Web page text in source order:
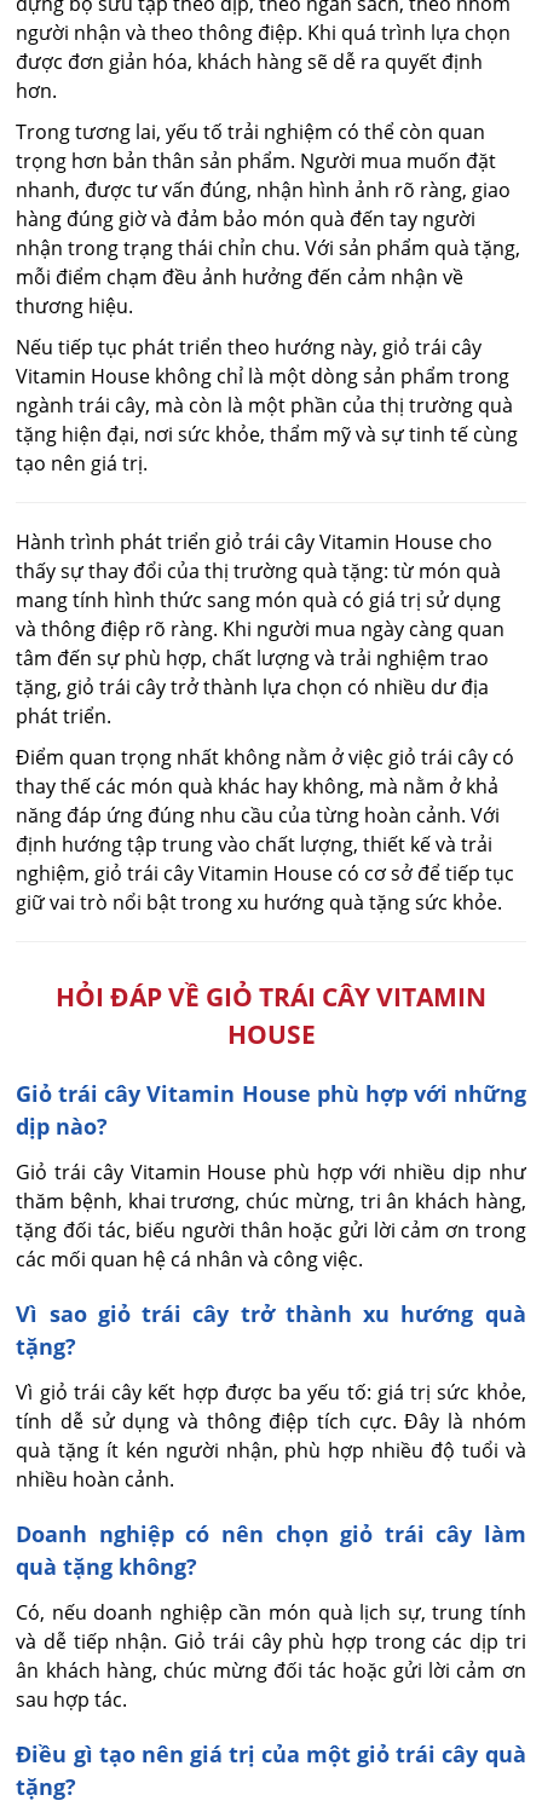
người nhận và theo thông điệp. Khi quá trình lựa chọn
được đơn giản hóa, khách hàng sẽ dễ ra quyết định
hơn.
Trong tương lai, yếu tố trải nghiệm có thể còn quan
trọng hơn bản thân sản phẩm. Người mua muốn đặt
nhanh, được tư vấn đúng, nhận hình ảnh rõ ràng, giao
hàng đúng giờ và đảm bảo món quà đến tay người
nhận trong trạng thái chỉn chu. Với sản phẩm quà tặng,
mỗi điểm chạm đều ảnh hưởng đến cảm nhận về
thương hiệu.
Nếu tiếp tục phát triển theo hướng này, giỏ trái cây
Vitamin House không chỉ là một dòng sản phẩm trong
ngành trái cây, mà còn là một phần của thị trường quà
tặng hiện đại, nơi sức khỏe, thẩm mỹ và sự tinh tế cùng
tạo nên giá trị.
Hành trình phát triển giỏ trái cây Vitamin House cho
thấy sự thay đổi của thị trường quà tặng: từ món quà
mang tính hình thức sang món quà có giá trị sử dụng
và thông điệp rõ ràng. Khi người mua ngày càng quan
tâm đến sự phù hợp, chất lượng và trải nghiệm trao
tặng, giỏ trái cây trở thành lựa chọn có nhiều dư địa
phát triển.
Điểm quan trọng nhất không nằm ở việc giỏ trái cây có
thay thế các món quà khác hay không, mà nằm ở khả
năng đáp ứng đúng nhu cầu của từng hoàn cảnh. Với
định hướng tập trung vào chất lượng, thiết kế và trải
nghiệm, giỏ trái cây Vitamin House có cơ sở để tiếp tục
giữ vai trò nổi bật trong xu hướng quà tặng sức khỏe.
HỎI ĐÁP VỀ GIỎ TRÁI CÂY VITAMIN
HOUSE
Giỏ trái cây Vitamin House phù hợp với những
dịp nào?
Giỏ trái cây Vitamin House phù hợp với nhiều dịp như
thăm bệnh, khai trương, chúc mừng, tri ân khách hàng,
tặng đối tác, biếu người thân hoặc gửi lời cảm ơn trong
các mối quan hệ cá nhân và công việc.
Vì sao giỏ trái cây trở thành xu hướng quà
tặng?
Vì giỏ trái cây kết hợp được ba yếu tố: giá trị sức khỏe,
tính dễ sử dụng và thông điệp tích cực. Đây là nhóm
quà tặng ít kén người nhận, phù hợp nhiều độ tuổi và
nhiều hoàn cảnh.
Doanh nghiệp có nên chọn giỏ trái cây làm
quà tặng không?
Có, nếu doanh nghiệp cần món quà lịch sự, trung tính
và dễ tiếp nhận. Giỏ trái cây phù hợp trong các dịp tri
ân khách hàng, chúc mừng đối tác hoặc gửi lời cảm ơn
sau hợp tác.
Điều gì tạo nên giá trị của một giỏ trái cây quà
tặng?